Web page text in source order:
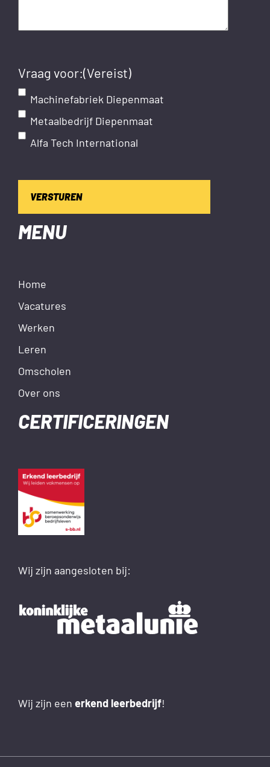
Vraag voor:(Vereist)
Machinefabriek Diepenmaat
Metaalbedrijf Diepenmaat
Alfa Tech International
VERSTUREN
MENU
Home
Vacatures
Werken
Leren
Omscholen
Over ons
CERTIFICERINGEN
Wij zijn aangesloten bij:
Wij zijn een erkend leerbedrijf!